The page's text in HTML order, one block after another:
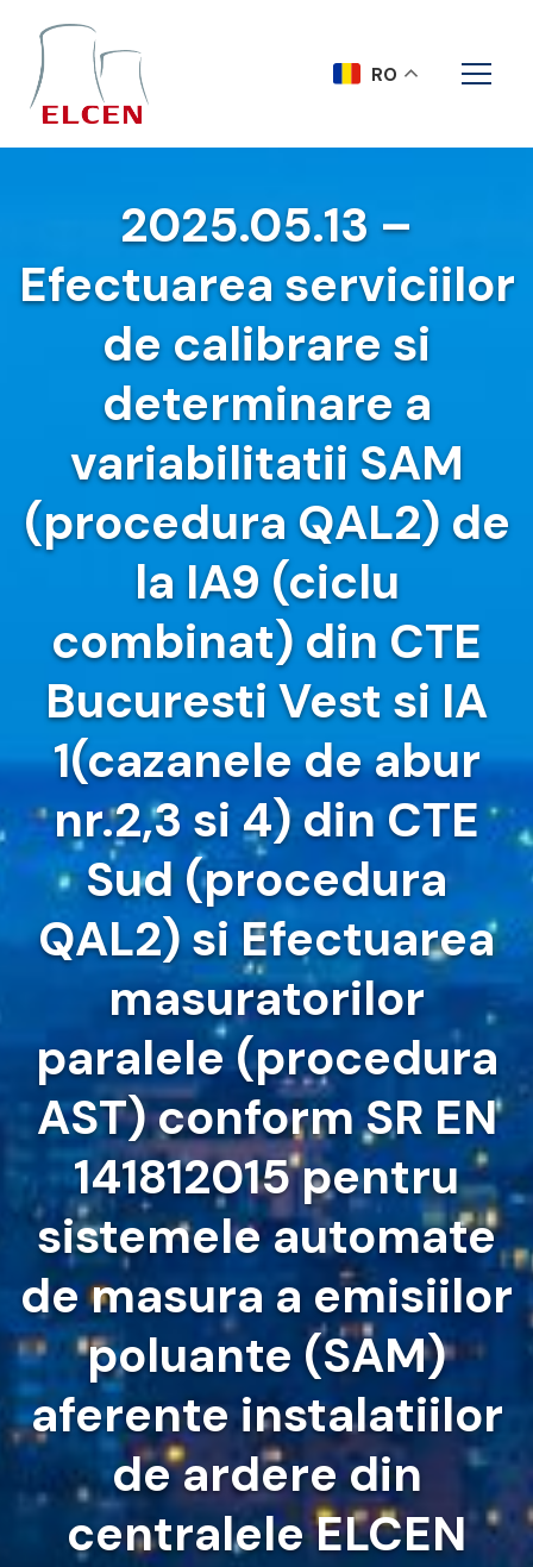
2025.05.13 –
Efectuarea serviciilor
de calibrare si
determinare a
variabilitatii SAM
(procedura QAL2) de
la IA9 (ciclu
combinat) din CTE
Bucuresti Vest si IA
1(cazanele de abur
nr.2,3 si 4) din CTE
Sud (procedura
QAL2) si Efectuarea
masuratorilor
paralele (procedura
AST) conform SR EN
141812015 pentru
sistemele automate
de masura a emisiilor
poluante (SAM)
aferente instalatiilor
de ardere din
centralele ELCEN
RO